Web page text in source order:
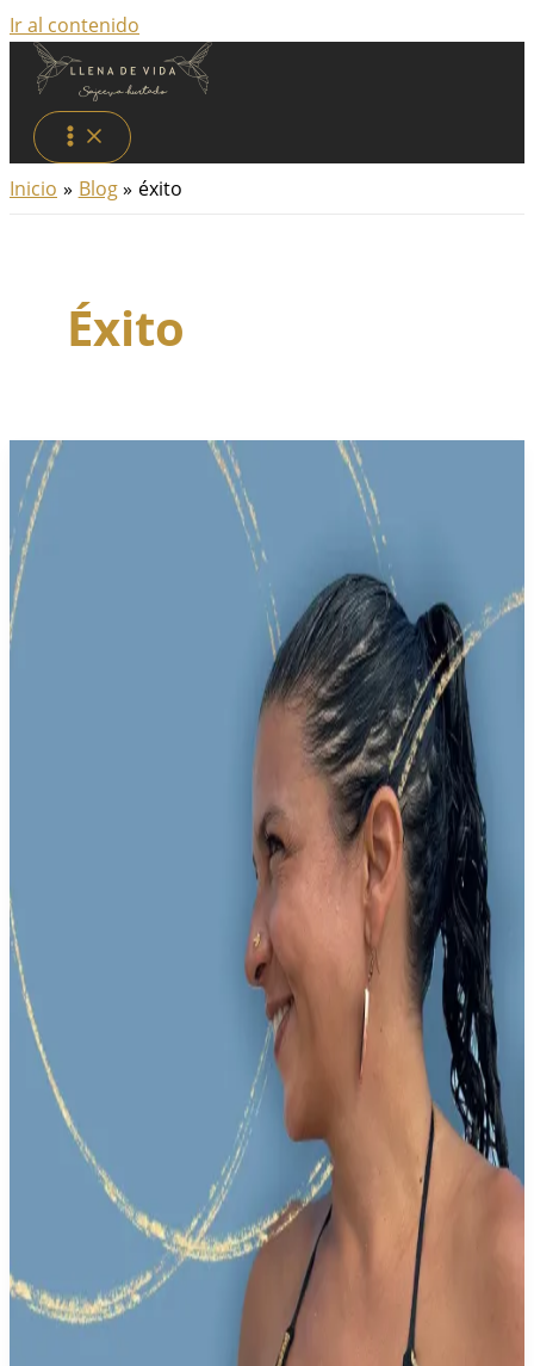
Ir al contenido
Inicio Blog éxito
Éxito